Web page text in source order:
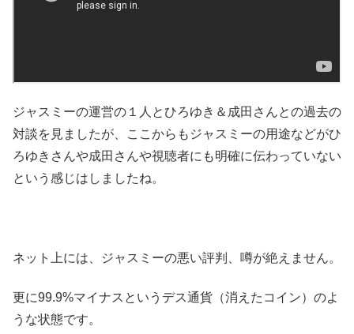
ジャスミーの運営の１人とひろゆき＆成田さんとの過去の
対談を見ましたが、ここからもジャスミーの用途などがひ
ろゆきさんや成田さんや視聴者にも明確に伝わっていない
という感じはしましたね。
ネット上には、ジャスミーの悪い評判、噂が絶えません。
更に99.9%マイナスというデス通貨（消えたコイン）のよ
うな状態です。